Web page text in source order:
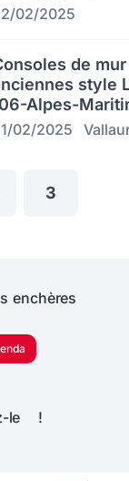
02/2025
de mur
style
Alpes-
02/2025
3
enchères
le !